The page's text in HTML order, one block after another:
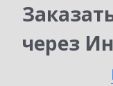
через